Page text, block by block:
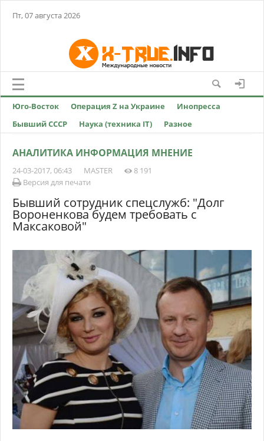
Пт, 07 августа 2026
Юго-Восток Операция Z на Украине
Инопресса
Бывший СССР
Наука (техника IT) Разное
АНАЛИТИКА ИНФОРМАЦИЯ МНЕНИЕ
24-03-2017, 06:43 MASTER
8 191
Версия для печати
Бывший сотрудник спецслужб: "Долг
Вороненкова будем требовать с
Максаковой"